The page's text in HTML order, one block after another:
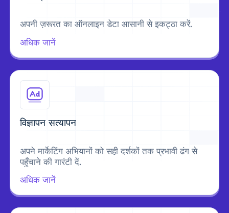
अपनी ज़रूरत का ऑनलाइन डेटा आसानी से इकट्ठा करें.
अधिक जानें
विज्ञापन सत्यापन
अपने मार्केटिंग अभियानों को सही दर्शकों तक प्रभावी ढंग से
पहुँचाने की गारंटी दें.
अधिक जानें